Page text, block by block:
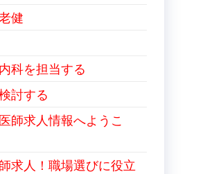
健
科を担当する
討する
師求人情報へようこ
求人！職場選びに役立